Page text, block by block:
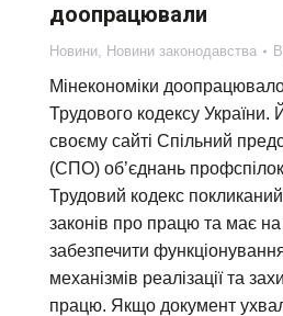
доопрацювали
Новини, Новини законодавства
Мінекономіки
Трудового кодексу України.
своєму сайті Спільний
(СПО) об’єднань
Трудовий кодекс
законів про працю та має на
забезпечити
механізмів реалізації та
працю. Якщо документ